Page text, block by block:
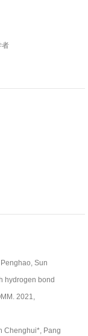
者
Sun
hydrogen bond
2021,
Chenghui*, Pang